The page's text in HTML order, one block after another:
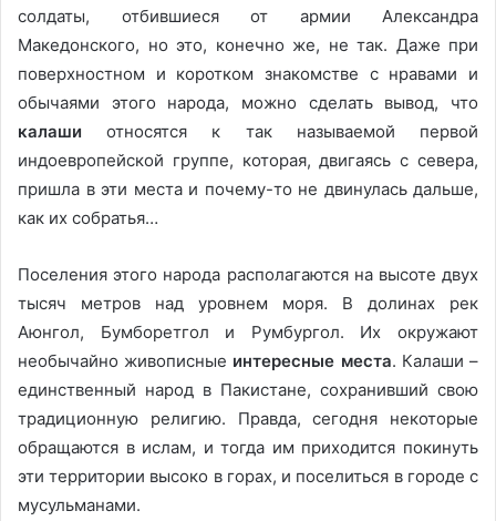
солдаты, отбившиеся от армии Александра
Македонского, но это, конечно же, не так. Даже при
поверхностном и коротком знакомстве с нравами и
обычаями этого народа, можно сделать вывод, что
калаши относятся к так называемой первой
индоевропейской группе, которая, двигаясь с севера,
пришла в эти места и почему-то не двинулась дальше,
как их собратья…
Поселения этого народа располагаются на высоте двух
тысяч метров над уровнем моря. В долинах рек
Аюнгол, Бумборетгол и Румбургол. Их окружают
необычайно живописные интересные места. Калаши –
единственный народ в Пакистане, сохранивший свою
традиционную религию. Правда, сегодня некоторые
обращаются в ислам, и тогда им приходится покинуть
эти территории высоко в горах, и поселиться в городе с
мусульманами.